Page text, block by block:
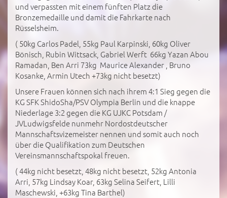
und verpassten mit einem fünften Platz die
Bronzemedaille und damit die Fahrkarte nach
Rüsselsheim.
( 50kg Carlos Padel, 55kg Paul Karpinski, 60kg Oliver
Bönisch, Rubin Wittsack, Gabriel Werft 66kg Yazan Abou
Ramadan, Ben Arri 73kg Maurice Alexander , Bruno
Kosanke, Armin Utech +73kg nicht besetzt)
Unsere Frauen können sich nach ihrem 4:1 Sieg gegen die
KG SFK ShidoSha/PSV Olympia Berlin und die knappe
Niederlage 3:2 gegen die KG UJKC Potsdam /
JVLudwigsfelde nunmehr Nordostdeutscher
Mannschaftsvizemeister nennen und somit auch noch
über die Qualifikation zum Deutschen
Vereinsmannschaftspokal freuen.
( 44kg nicht besetzt, 48kg nicht besetzt, 52kg Antonia
Arri, 57kg Lindsay Koar, 63kg Selina Seifert, Lilli
Maschewski, +63kg Tina Barthel)